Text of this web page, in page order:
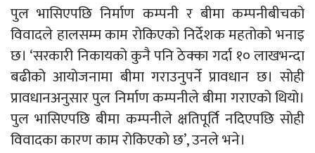
पुल भासिएपछि निर्माण कम्पनी र बीमा कम्पनीबीचको
विवादले हालसम्म काम रोकिएको निर्देशक महतोको भनाइ
छ। ‘सरकारी निकायको कुनै पनि ठेक्का गर्दा १० लाखभन्दा
बढीको आयोजनामा बीमा गराउनुपर्ने प्रावधान छ। सोही
प्रावधानअनुसार पुल निर्माण कम्पनीले बीमा गराएको थियो।
पुल भासिएपछि बीमा कम्पनीले क्षतिपूर्ति नदिएपछि सोही
विवादका कारण काम रोकिएको छ’, उनले भने।